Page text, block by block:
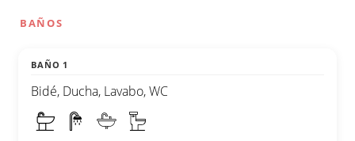
BAÑOS
BAÑO 1
Bidé, Ducha, Lavabo, WC